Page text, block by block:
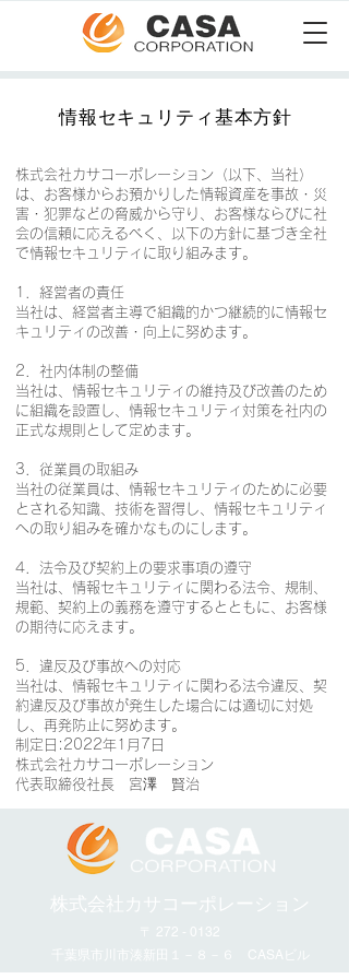
情報セキュリティ基本方針
株式会社カサコーポレーション（以下、当社）
は、お客様からお預かりした情報資産を事故・災
害・犯罪などの脅威から守り、お客様ならびに社
会の信頼に応えるべく、以下の方針に基づき全社
で情報セキュリティに取り組みます。
1．経営者の責任
当社は、経営者主導で組織的かつ継続的に情報セ
キュリティの改善・向上に努めます。
2．社内体制の整備
当社は、情報セキュリティの維持及び改善のため
に組織を設置し、情報セキュリティ対策を社内の
正式な規則として定めます。
3．従業員の取組み
当社の従業員は、情報セキュリティのために必要
とされる知識、技術を習得し、情報セキュリティ
への取り組みを確かなものにします。
4．法令及び契約上の要求事項の遵守
当社は、情報セキュリティに関わる法令、規制、
規範、契約上の義務を遵守するとともに、お客様
の期待に応えます。
5．違反及び事故への対応
当社は、情報セキュリティに関わる法令違反、契
約違反及び事故が発生した場合には適切に対処
し、再発防止に努めます。
制定日:2022年1月7日
株式会社カサコーポレーション
代表取締役社長 宮澤 賢治
​株式会社カサコーポレーション
272 - 0132
千葉県市川市湊新田１－８－６ CASAビル